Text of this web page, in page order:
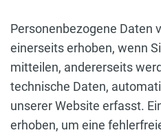
Personenbezogene Daten
einerseits erhoben, wenn
mitteilen, andererseits
technische Daten,
unserer Website erfasst.
erhoben, um eine